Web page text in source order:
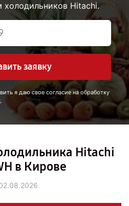
холодильников Hitachi.
заявку
я даю свое согласие на обработку
.
Hitachi
в Кирове